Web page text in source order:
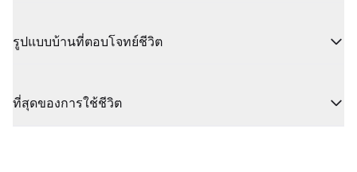
รูปแบบบ้านที่ตอบโจทย์ชีวิต
ที่สุดของการใช้ชีวิต